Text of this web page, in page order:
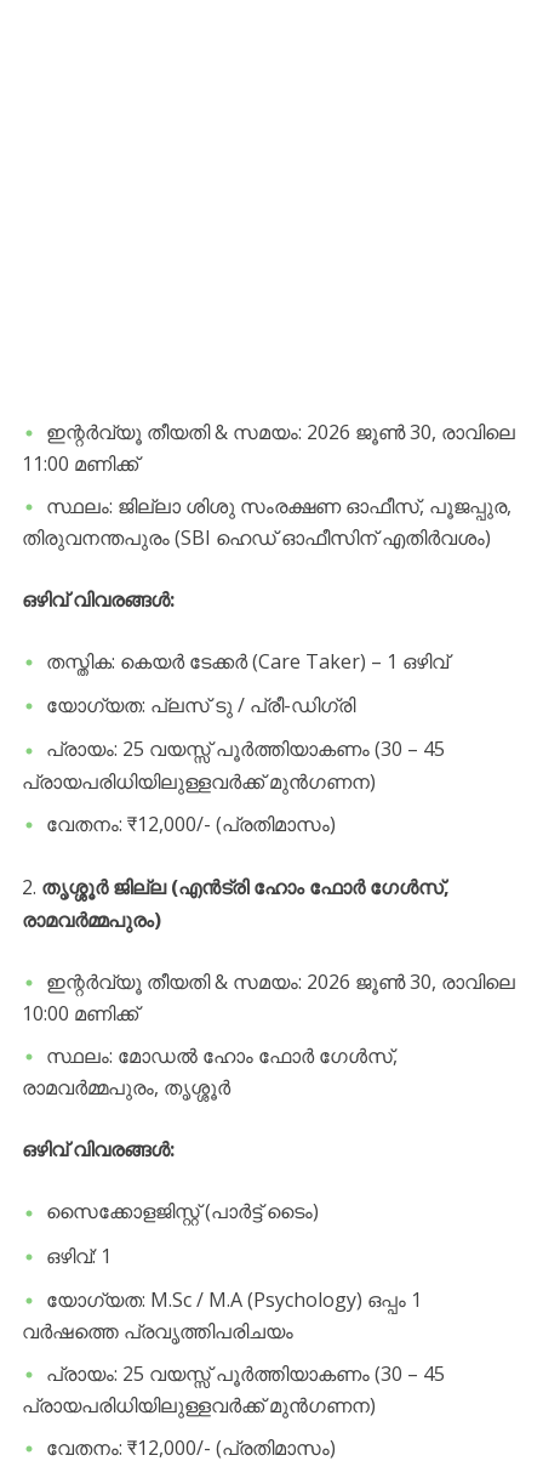
​ഇന്റർവ്യൂ തീയതി & സമയം: 2026 ജൂൺ 30, രാവിലെ
11:00 മണിക്ക്
​സ്ഥലം: ജില്ലാ ശിശു സംരക്ഷണ ഓഫീസ്, പൂജപ്പുര,
തിരുവനന്തപുരം (SBI ഹെഡ് ഓഫീസിന് എതിർവശം)
​ഒഴിവ് വിവരങ്ങൾ:
​തസ്തിക: കെയർ ടേക്കർ (Care Taker) – 1 ഒഴിവ്
​യോഗ്യത: പ്ലസ് ടു / പ്രീ-ഡിഗ്രി
​പ്രായം: 25 വയസ്സ് പൂർത്തിയാകണം (30 – 45
പ്രായപരിധിയിലുള്ളവർക്ക് മുൻഗണന)
​വേതനം: ₹12,000/- (പ്രതിമാസം)
​2. തൃശ്ശൂർ ജില്ല (എൻട്രി ഹോം ഫോർ ഗേൾസ്,
രാമവർമ്മപുരം)
​ഇന്റർവ്യൂ തീയതി & സമയം: 2026 ജൂൺ 30, രാവിലെ
10:00 മണിക്ക്
​സ്ഥലം: മോഡൽ ഹോം ഫോർ ഗേൾസ്,
രാമവർമ്മപുരം, തൃശ്ശൂർ
​ഒഴിവ് വിവരങ്ങൾ:
​സൈക്കോളജിസ്റ്റ് (പാർട്ട് ടൈം)
​ഒഴിവ്: 1
​യോഗ്യത: M.Sc / M.A (Psychology) ഒപ്പം 1
വർഷത്തെ പ്രവൃത്തിപരിചയം
​പ്രായം: 25 വയസ്സ് പൂർത്തിയാകണം (30 – 45
പ്രായപരിധിയിലുള്ളവർക്ക് മുൻഗണന)
​വേതനം: ₹12,000/- (പ്രതിമാസം)